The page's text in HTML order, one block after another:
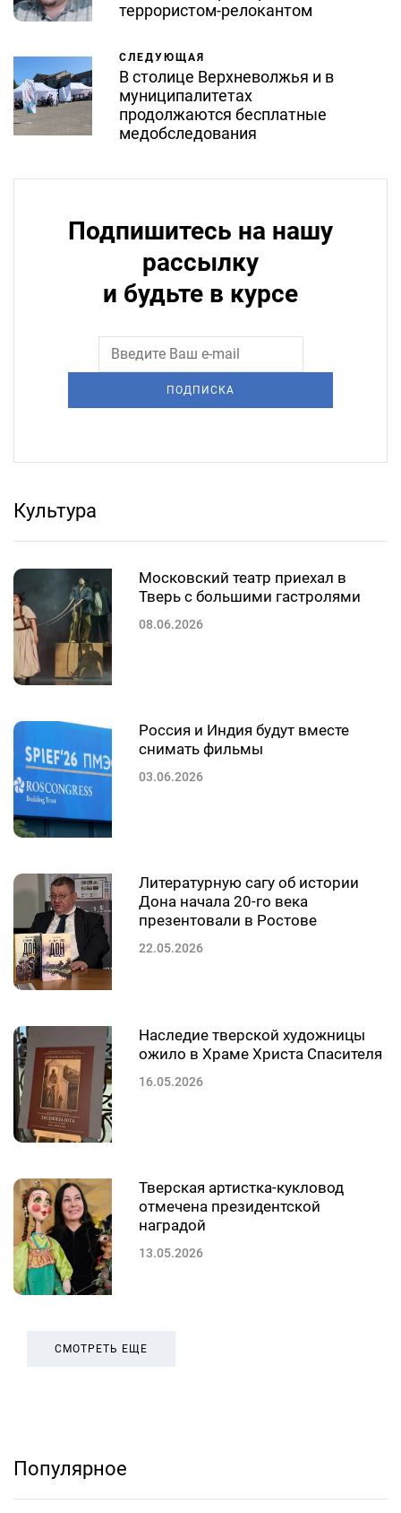
террористом-релокантом
СЛЕДУЮЩАЯ
В столице Верхневолжья и в
муниципалитетах
продолжаются бесплатные
медобследования
Подпишитесь на нашу
рассылку
и будьте в курсе
ПОДПИСКА
Культура
Московский театр приехал в
Тверь с большими гастролями
08.06.2026
Россия и Индия будут вместе
снимать фильмы
03.06.2026
Литературную сагу об истории
Дона начала 20-го века
презентовали в Ростове
22.05.2026
Наследие тверской художницы
ожило в Храме Христа Спасителя
16.05.2026
Тверская артистка-кукловод
отмечена президентской
наградой
13.05.2026
СМОТРЕТЬ ЕЩЕ
Популярное